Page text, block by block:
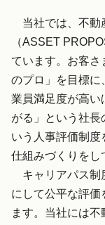
当社では、不動
（ASSET
ています。お客
のプロ」を目標に
業員満足度が高い
がる」という社長
いう人事評価制度
仕組みづくりをし
キャリアパス制
にして公平な評価
ます。当社には